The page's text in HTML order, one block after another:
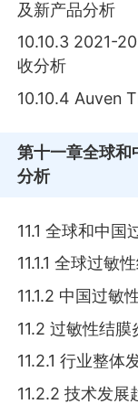
及新产品分析
10.10.3 2021-
收分析
10.10.4 Auven
第十一章全球和
分析
11.1 全球和中
11.1.1 全球过敏
11.1.2 中国过敏
11.2 过敏性结
11.2.1 行业整体
11.2.2 技术发展